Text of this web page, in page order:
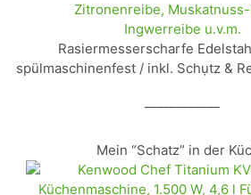
Zitronenreibe,
Ingwerreibe u.v.m.
Rasiermesserscharfe
spülmaschinenfest / inkl. Schụtz &
Mein “Schatz” in der